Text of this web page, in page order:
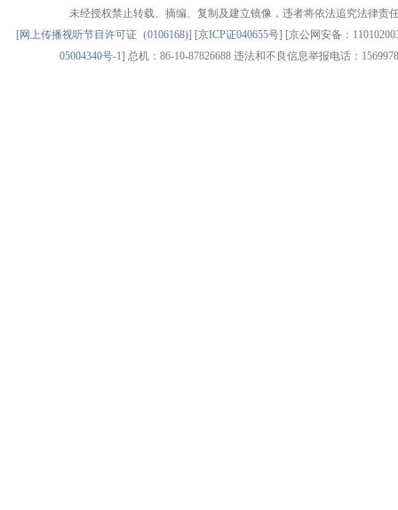
未经授权禁止转载、摘编、复制及建立镜像，违者将依法追究法律责
[网上传播视听节目许可证（0106168)] [京ICP证040655号] [京公网安备：
05004340号-1] 总机：86-10-87826688 违法和不良信息举报电话：